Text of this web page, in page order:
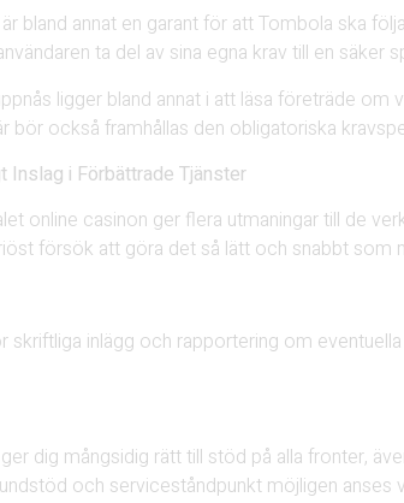
bland annat en garant för att Tombola ska
ta del av sina egna krav till en säker
ligger bland annat i att läsa företräde
bör också framhållas den obligatoriska
Inslag i Förbättrade Tjänster
online casinon ger flera utmaningar till de
försök att göra det så lätt och snabbt som
skriftliga inlägg och rapportering om
dig mångsidig rätt till stöd på alla fronter,
och serviceståndpunkt möjligen anses